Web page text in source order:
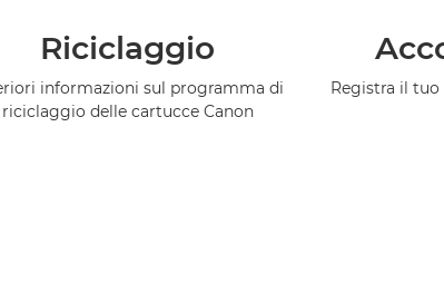
Riciclaggio
informazioni sul programma di
riciclaggio delle cartucce Canon
Registra il